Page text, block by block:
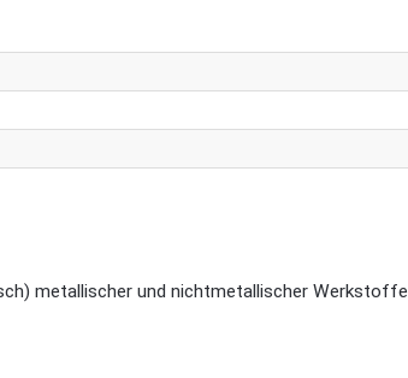
metallischer und nichtmetallischer Werkstoffe